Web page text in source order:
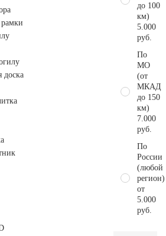
доска
до 100
км)
5.000
руб.
По
МО
(от
МКАД
до 150
км)
7.000
руб.
По
России
(любой
регион)
от
5.000
руб.